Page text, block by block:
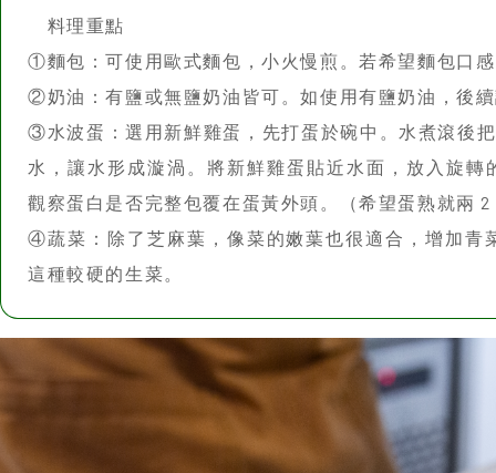
觀察蛋白是否完整包覆在蛋黃外頭。（希望蛋熟就兩
④蔬菜：除了芝麻葉，像菜的嫩葉也很適合，增加青
這種較硬的生菜。